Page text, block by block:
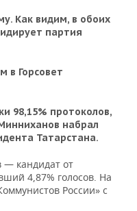
Как видим, в обоих
партия
в Горсовет
98,15% протоколов,
набрал
Татарстана.
— кандидат от
4,87% голосов. На
России» с